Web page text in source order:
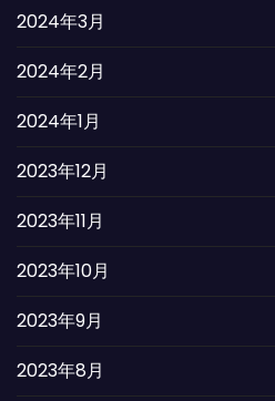
2024年3月
2024年2月
2024年1月
2023年12月
2023年11月
2023年10月
2023年9月
2023年8月